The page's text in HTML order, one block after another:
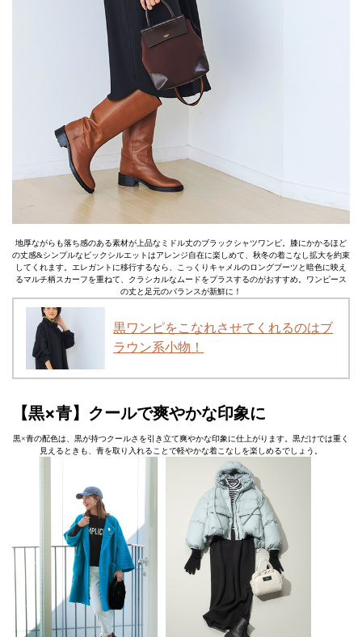
地厚ながらも落ち感のある素材が上品なミドル丈のブラックシャツワンピ。膝にかかるほど
の丈感&シンプルなビックシルエットはアレンジ自在に楽しめて、秋冬の着こなし拡大を約束
してくれます。エレガントに移行するなら、こっくりキャメルのロングブーツと暗色に映え
るマルチ柄スカーフを重ねて、クラシカルなムードをプラスするのがおすすめ。ワンピース
の丈と足元のバランスが新鮮に！
黒ワンピをこなれさせてくれるのはブ
ラウン系小物！
【黒×青】クールで爽やかな印象に
黒×青の配色は、黒が持つクールさを引き立て爽やかな印象に仕上がります。黒だけでは重く
見えるときも、青を取り入れることで軽やかな着こなしを楽しめるでしょう。